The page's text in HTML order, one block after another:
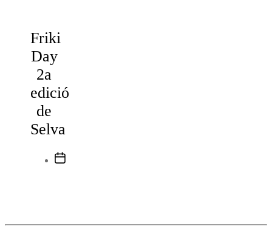
Friki
Day
2a
edició
de
Selva
Data